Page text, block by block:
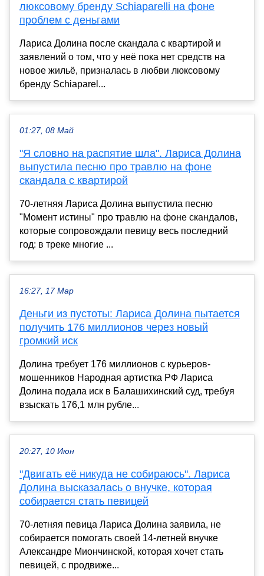
люксовому бренду Schiaparelli на фоне
проблем с деньгами
Лариса Долина после скандала с квартирой и
заявлений о том, что у неё пока нет средств на
новое жильё, призналась в любви люксовому
бренду Schiaparel...
01:27, 08 Май
"Я словно на распятие шла". Лариса Долина
выпустила песню про травлю на фоне
скандала с квартирой
70-летняя Лариса Долина выпустила песню
"Момент истины" про травлю на фоне скандалов,
которые сопровождали певицу весь последний
год: в треке многие ...
16:27, 17 Мар
Деньги из пустоты: Лариса Долина пытается
получить 176 миллионов через новый
громкий иск
Долина требует 176 миллионов с курьеров-
мошенников Народная артистка РФ Лариса
Долина подала иск в Балашихинский суд, требуя
взыскать 176,1 млн рубле...
20:27, 10 Июн
"Двигать её никуда не собираюсь". Лариса
Долина высказалась о внучке, которая
собирается стать певицей
70-летняя певица Лариса Долина заявила, не
собирается помогать своей 14-летней внучке
Александре Миончинской, которая хочет стать
певицей, с продвиже...